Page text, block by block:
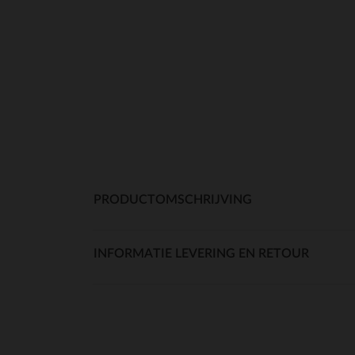
PRODUCTOMSCHRIJVING
INFORMATIE LEVERING EN RETOUR